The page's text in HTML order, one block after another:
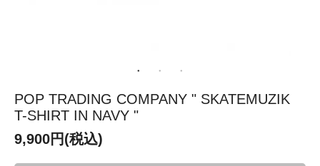
POP TRADING COMPANY " SKATEMUZIK
T-SHIRT IN NAVY "
9,900円(税込)